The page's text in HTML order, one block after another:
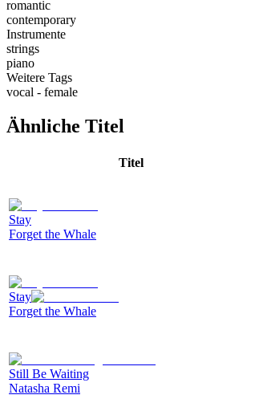
romantic
contemporary
Instrumente
strings
piano
Weitere Tags
vocal - female
Ähnliche Titel
Titel
Stay
Forget the Whale
Stay
Forget the Whale
Still Be Waiting
Natasha Remi